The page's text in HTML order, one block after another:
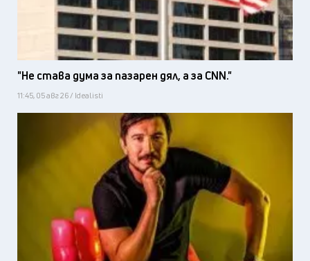
"Не става дума за пазарен дял, а за CNN."
11:45, 05 авг 26 / Idealisti